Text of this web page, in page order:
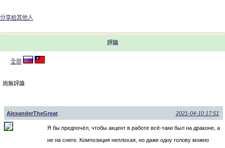
分享給其他人
評論
全部
尚無評論
AlexanderTheGreat 2021-04-10 17:51
Я бы предпочёл, чтобы акцент в работе всё-таки был на драконе, а
не на снеге. Композиция неплохая, но даже одну голову можно